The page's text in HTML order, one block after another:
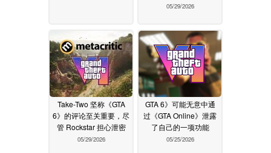
05/29/2026
Take-Two 坚称《GTA
6》的评论至关重要，尽
管 Rockstar 担心泄密
05/29/2026
GTA 6》可能无意中通
过《GTA Online》泄露
了自己的一项功能
05/25/2026